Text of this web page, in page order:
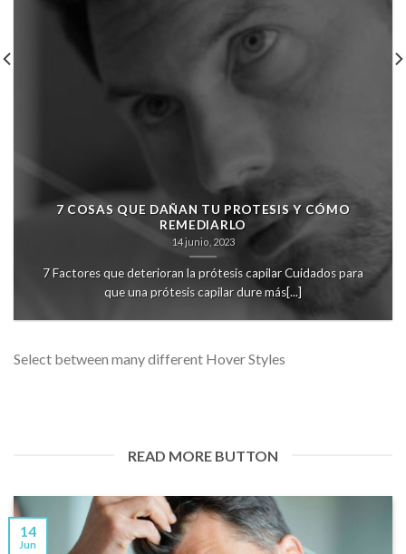
7 COSAS QUE DAÑAN TU PROTESIS Y CÓMO
REMEDIARLO
14 junio, 2023
7 Factores que deterioran la prótesis capilar Cuidados para
que una prótesis capilar dure más[...]
Select between many different Hover Styles
READ MORE BUTTON
14
Jun